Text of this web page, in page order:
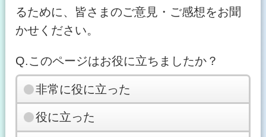
るために、皆さまのご意見・ご感想をお聞
かせください。
Q.このページはお役に立ちましたか？
非常に役に立った
役に立った